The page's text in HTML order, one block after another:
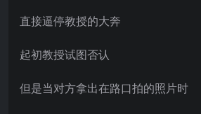
直接逼停教授的大奔
起初教授试图否认
但是当对方拿出在路口拍的照片时